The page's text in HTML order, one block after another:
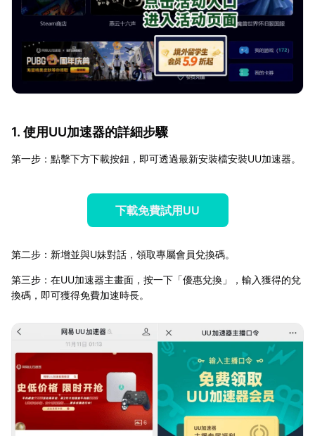
1. 使用UU加速器的詳細步驟
第一步：點擊下方下載按鈕，即可透過最新安裝檔安裝UU加速器。
下載免費試用UU
第二步：新增並與U妹對話，領取專屬會員兌換碼。
第三步：在UU加速器主畫面，按一下「優惠兌換」，輸入獲得的兌
換碼，即可獲得免費加速時長。